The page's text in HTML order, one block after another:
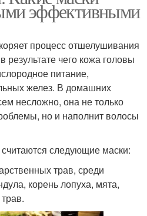
эффективными
процесс отшелушивания
результате чего кожа головы
питание,
желез. В домашних
несложно, она не только
но и наполнит волосы
следующие маски:
трав, среди
корень лопуха, мята,